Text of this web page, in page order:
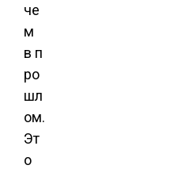
че
м
в п
ро
шл
ом.
Эт
о